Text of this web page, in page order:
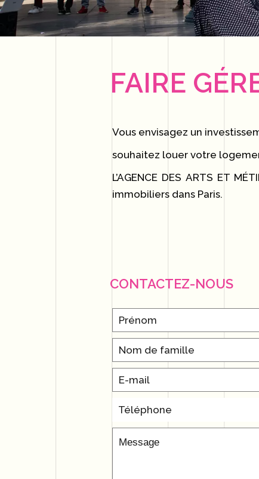
FAIRE
Vous envisagez un
souhaitez louer votre
L’AGENCE DES ARTS ET
immobiliers dans Paris.
CONTACTEZ-NOUS